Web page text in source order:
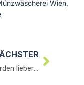
Wien,
Viele würden lieber bügeln lassen